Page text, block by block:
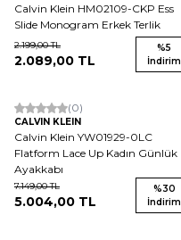
Calvin Klein HM02109-CKP Ess
Slide Monogram Erkek Terlik
2.199,00TL
2.089,00 TL
%5
İndirim
(0)
CALVIN KLEIN
Calvin Klein YW01929-0LC
Flatform Lace Up Kadın Günlük
Ayakkabı
7.149,00TL
5.004,00 TL
%30
İndirim